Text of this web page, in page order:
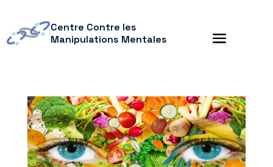
Centre Contre les
Manipulations Mentales